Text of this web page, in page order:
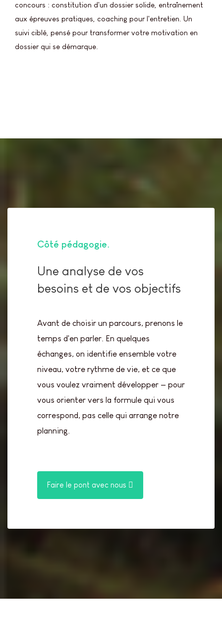
concours : constitution d'un dossier solide, entraînement
aux épreuves pratiques, coaching pour l'entretien. Un
suivi ciblé, pensé pour transformer votre motivation en
dossier qui se démarque.
Côté pédagogie
Une analyse de vos
besoins et de vos objectifs
Avant de choisir un parcours, prenons le
temps d'en parler. En quelques
échanges, on identifie ensemble votre
niveau, votre rythme de vie, et ce que
vous voulez vraiment développer — pour
vous orienter vers la formule qui vous
correspond, pas celle qui arrange notre
planning.
Faire le pont avec nous